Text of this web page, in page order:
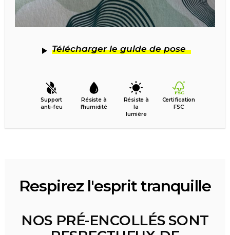
Télécharger le guide de pose
Support
anti-feu
Résiste à
l’humidité
Résiste à
la
lumière
Certification
FSC
Respirez l'esprit tranquille
NOS PRÉ-ENCOLLÉS SONT